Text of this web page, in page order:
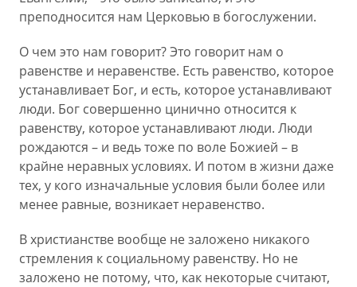
преподносится нам Церковью в богослужении.
О чем это нам говорит? Это говорит нам о
равенстве и неравенстве. Есть равенство, которое
устанавливает Бог, и есть, которое устанавливают
люди. Бог совершенно цинично относится к
равенству, которое устанавливают люди. Люди
рождаются – и ведь тоже по воле Божией – в
крайне неравных условиях. И потом в жизни даже
тех, у кого изначальные условия были более или
менее равные, возникает неравенство.
В христианстве вообще не заложено никакого
стремления к социальному равенству. Но не
заложено не потому, что, как некоторые считают,